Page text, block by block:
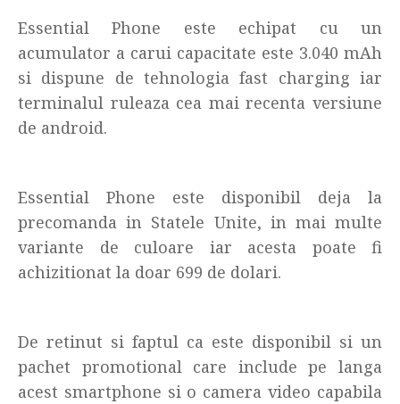
Essential Phone este echipat cu un
acumulator a carui capacitate este 3.040 mAh
si dispune de tehnologia fast charging iar
terminalul ruleaza cea mai recenta versiune
de android.
Essential Phone este disponibil deja la
precomanda in Statele Unite, in mai multe
variante de culoare iar acesta poate fi
achizitionat la doar 699 de dolari.
De retinut si faptul ca este disponibil si un
pachet promotional care include pe langa
acest smartphone si o camera video capabila